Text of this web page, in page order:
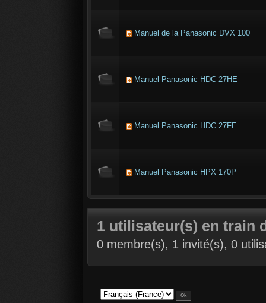
Manuel de la Panasonic DVX 100
Manuel Panasonic HDC 27HE
Manuel Panasonic HDC 27FE
Manuel Panasonic HPX 170P
1 utilisateur(s) en train
0 membre(s), 1 invité(s), 0